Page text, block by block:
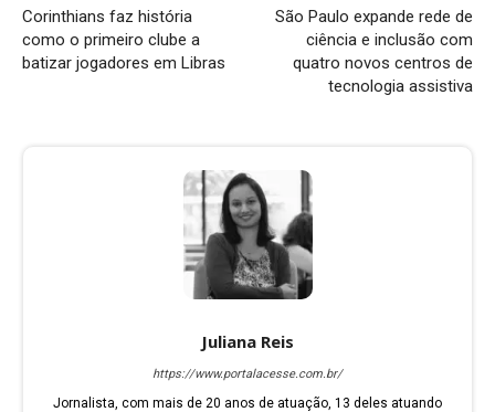
Corinthians faz história
como o primeiro clube a
batizar jogadores em Libras
São Paulo expande rede de
ciência e inclusão com
quatro novos centros de
tecnologia assistiva
Juliana Reis
https://www.portalacesse.com.br/
Jornalista, com mais de 20 anos de atuação, 13 deles atuando